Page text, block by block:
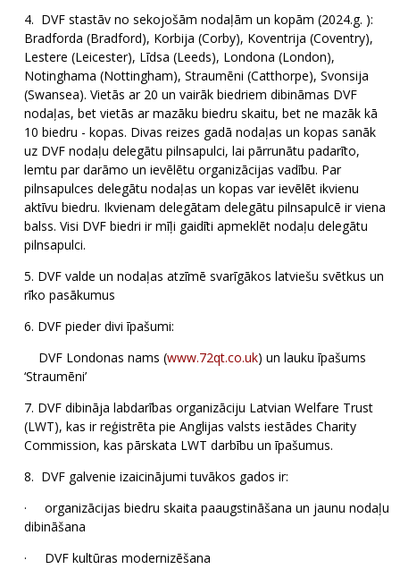
4. DVF stastāv no sekojošām nodaļām un kopām (2024.g. ):
Bradforda (Bradford), Korbija (Corby), Koventrija (Coventry),
Lestere (Leicester), Līdsa (Leeds), Londona (London),
Notinghama (Nottingham), Straumēni (Catthorpe), Svonsija
(Swansea). Vietās ar 20 un vairāk biedriem dibināmas DVF
nodaļas, bet vietās ar mazāku biedru skaitu, bet ne mazāk kā
10 biedru - kopas. Divas reizes gadā nodaļas un kopas sanāk
uz DVF nodaļu delegātu pilnsapulci, lai pārrunātu padarīto,
lemtu par darāmo un ievēlētu organizācijas vadību. Par
pilnsapulces delegātu nodaļas un kopas var ievēlēt ikvienu
aktīvu biedru. Ikvienam delegātam delegātu pilnsapulcē ir viena
balss. Visi DVF biedri ir mīļi gaidīti apmeklēt nodaļu delegātu
pilnsapulci.
5. DVF valde un nodaļas atzīmē svarīgākos latviešu svētkus un
rīko pasākumus
6. DVF pieder divi īpašumi:
DVF Londonas nams (www.72qt.co.uk) un lauku īpašums
‘Straumēni’
7. DVF dibināja labdarības organizāciju Latvian Welfare Trust
(LWT), kas ir reģistrēta pie Anglijas valsts iestādes Charity
Commission, kas pārskata LWT darbību un īpašumus.
8. DVF galvenie izaicinājumi tuvākos gados ir:
· organizācijas biedru skaita paaugstināšana un jaunu nodaļu
dibināšana
· DVF kultūras modernizēšana